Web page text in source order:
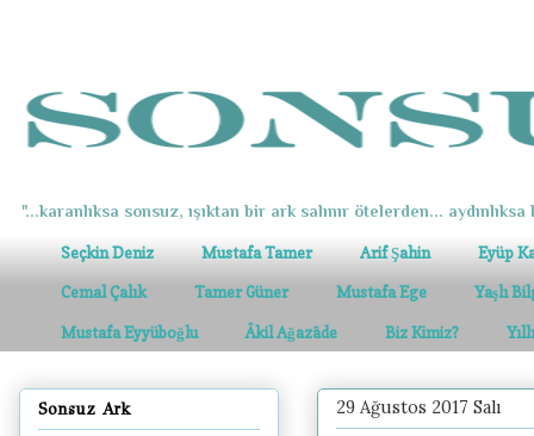
"...karanlıksa sonsuz, ışıktan bir ark salınır ötelerden... aydınlıksa
Seçkin Deniz Mustafa Tamer Arif Şahin Eyüp
Cemal Çalık Tamer Güner Mustafa Ege Yaşlı
Mustafa Eyyüboğlu Âkil Ağazâde Biz Kimiz?
29 Ağustos 2017 Salı
Sonsuz Ark